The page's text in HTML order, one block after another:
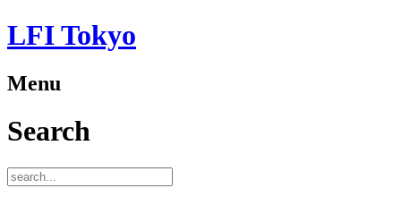
LFI Tokyo
Menu
Search